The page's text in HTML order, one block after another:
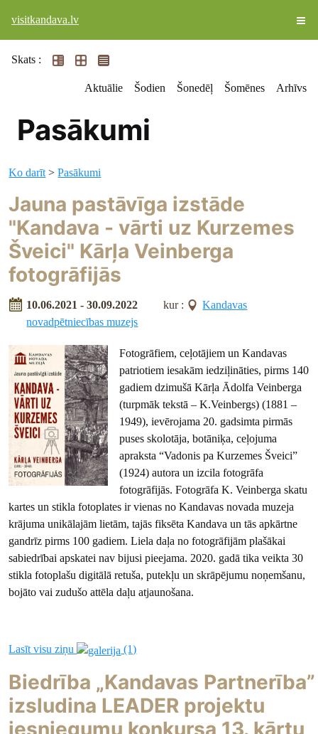
visitkandava.lv
Skats :
Aktuālie Šodien Šonedēļ Šomēnes Arhīvs
Pasākumi
Ko darīt >Pasākumi
Jauna pastāvīga izstāde
"Kandava - vārti uz Kurzemes
Šveici" Kārļa Veinberga
fotogrāfijās
10.06.2021 - 30.09.2022 kur :
Kandavas
novadpētniecības muzejs
Fotogrāfiem, ceļotājiem un Kandavas
patriotiem iesakām iedziļināties, pirms 140
gadiem dzimušā Kārļa Ādolfa Veinberga
(turpmāk tekstā – K.Veinbergs) (1881 –
1949), ievērojama 20. gadsimta pirmās
puses skolotāja, botāniķa, ceļojuma
apraksta “Vadonis pa Kurzemes Šveici”
(1924) autora un izcila fotogrāfa
fotogrāfijās. Fotogrāfa K. Veinberga skatu
kartes un stikla fotoplates ir vienas no Kandavas novada muzeja
krājuma unikālajām lietām, tajās fiksēta Kandava un tās apkārtne
gandrīz pirms 100 gadiem. Liela daļa no fotogrāfijām plašākai
sabiedrībai apskatei nav bijusi pieejama. 2020. gadā tika veikta 30
stikla fotoplašu digitālā retuša, putekļu un skrāpējumu noņemšanu,
bojāto vai zudušo attēla daļu atjaunošana.
Lasīt visu ziņu (1)
Biedrība „Kandavas Partnerība”
izsludina LEADER projektu
iesniegumu konkursa 13. kārtu